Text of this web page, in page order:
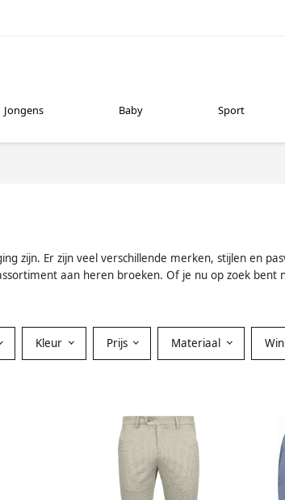
Jongens Baby Sport
zijn. Er zijn veel verschillende merken, stijlen en
aan heren broeken. Of je nu op zoek
Kleur Prijs Materiaal